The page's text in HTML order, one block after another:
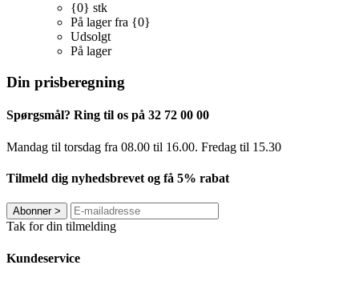
{0} stk
På lager fra {0}
Udsolgt
På lager
Din prisberegning
Spørgsmål? Ring til os på 32 72 00 00
Mandag til torsdag fra 08.00 til 16.00. Fredag ​​til 15.30
Tilmeld dig nyhedsbrevet og få 5% rabat
Abonner>
Tak for din tilmelding
Kundeservice